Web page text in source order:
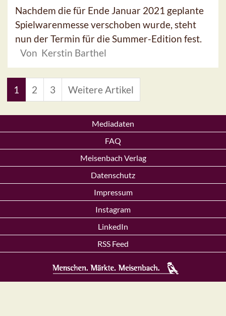
Nachdem die für Ende Januar 2021 geplante
Spielwarenmesse verschoben wurde, steht
nun der Termin für die Summer-Edition fest.
Von Kerstin Barthel
1 2 3 Weitere Artikel
Mediadaten
FAQ
Meisenbach Verlag
Datenschutz
Impressum
Instagram
LinkedIn
RSS Feed